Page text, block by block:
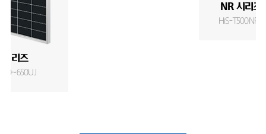
시리즈
NR 시리즈
HiS-T500NR-